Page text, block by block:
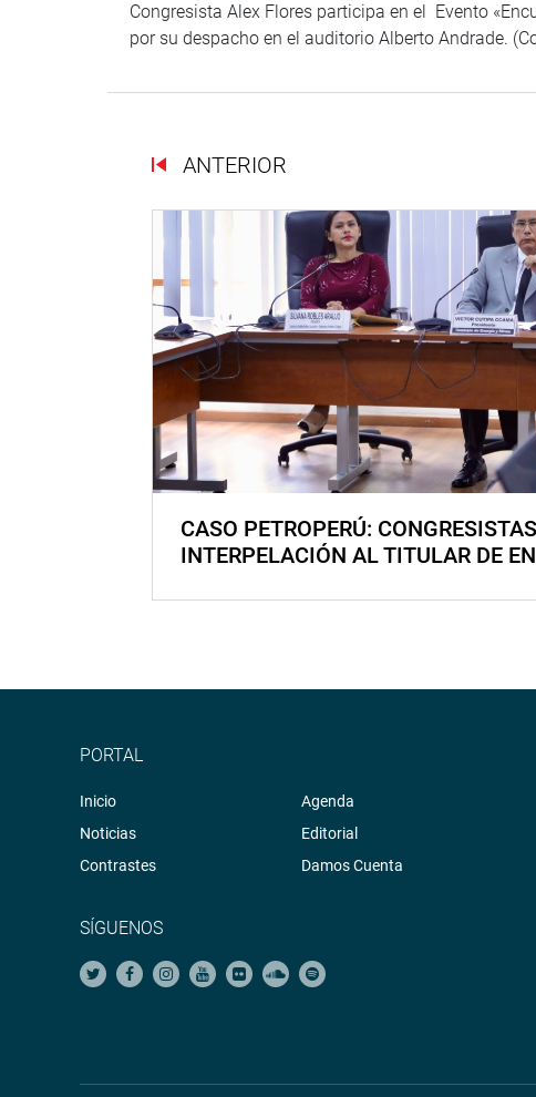
Congresista Alex Flores participa en el Evento
por su despacho en el auditorio Alberto Andrade.
ANTERIOR
CASO PETROPERÚ:
INTERPELACIÓN AL TITULAR DE
PORTAL
Inicio
Noticias
Contrastes
Agenda
Editorial
Damos Cuenta
SÍGUENOS